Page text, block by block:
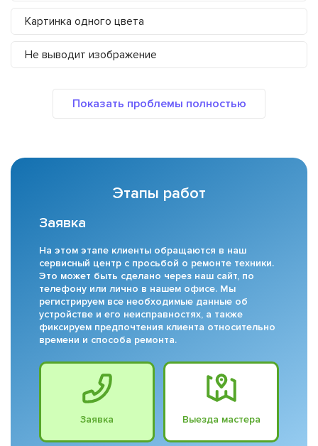
Картинка одного цвета
Не выводит изображение
Этапы работ
Заявка
На этом этапе клиенты обращаются в наш
сервисный центр с просьбой о ремонте техники.
Это может быть сделано через наш сайт, по
телефону или лично в нашем офисе. Мы
регистрируем все необходимые данные об
устройстве и его неисправностях, а также
фиксируем предпочтения клиента относительно
времени и способа ремонта.
Заявка Выезда мастера